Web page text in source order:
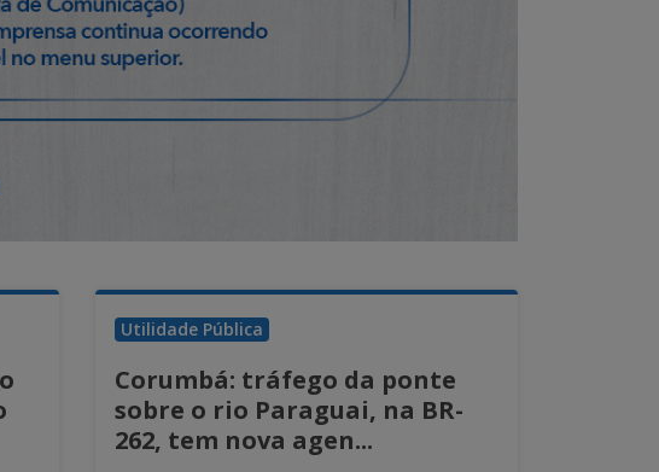
Utilidade Pública
Corumbá: tráfego da ponte
sobre o rio Paraguai, na BR-
262, tem nova agen...